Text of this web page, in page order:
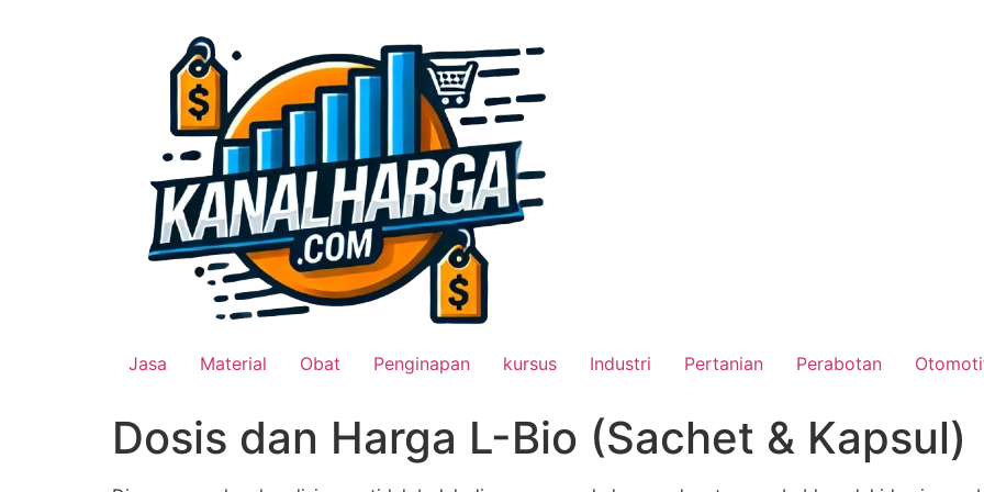
Jasa Material Obat Penginapan kursus Industri Pertanian Perabotan
Dosis dan Harga L-Bio (Sachet & Kapsul)